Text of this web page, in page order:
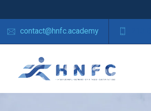
contact@hnfc.academy